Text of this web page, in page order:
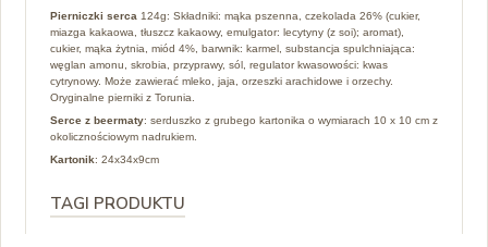
Pierniczki serca 124g: Składniki: mąka pszenna, czekolada 26% (cukier,
miazga kakaowa, tłuszcz kakaowy, emulgator: lecytyny (z soi); aromat),
cukier, mąka żytnia, miód 4%, barwnik: karmel, substancja spulchniająca:
węglan amonu, skrobia, przyprawy, sól, regulator kwasowości: kwas
cytrynowy. Może zawierać mleko, jaja, orzeszki arachidowe i orzechy.
Oryginalne pierniki z Torunia.
Serce z beermaty: serduszko z grubego kartonika o wymiarach 10 x 10 cm z
okolicznościowym nadrukiem.
Kartonik: 24x34x9cm
TAGI PRODUKTU